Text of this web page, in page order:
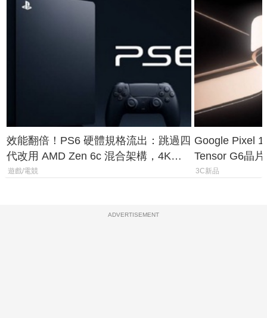
效能翻倍！PS6 硬體規格流出：跳過四
代改用 AMD Zen 6c 混合架構，4K
120fps 與全光追時代來臨
遊戲/電競
Google Pixel
Tensor G6晶
元
3C新品
ADVERTISEMENT